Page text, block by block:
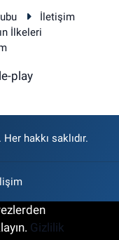
İletişim
İlkeleri
hakkı saklıdır.
Gizlilik